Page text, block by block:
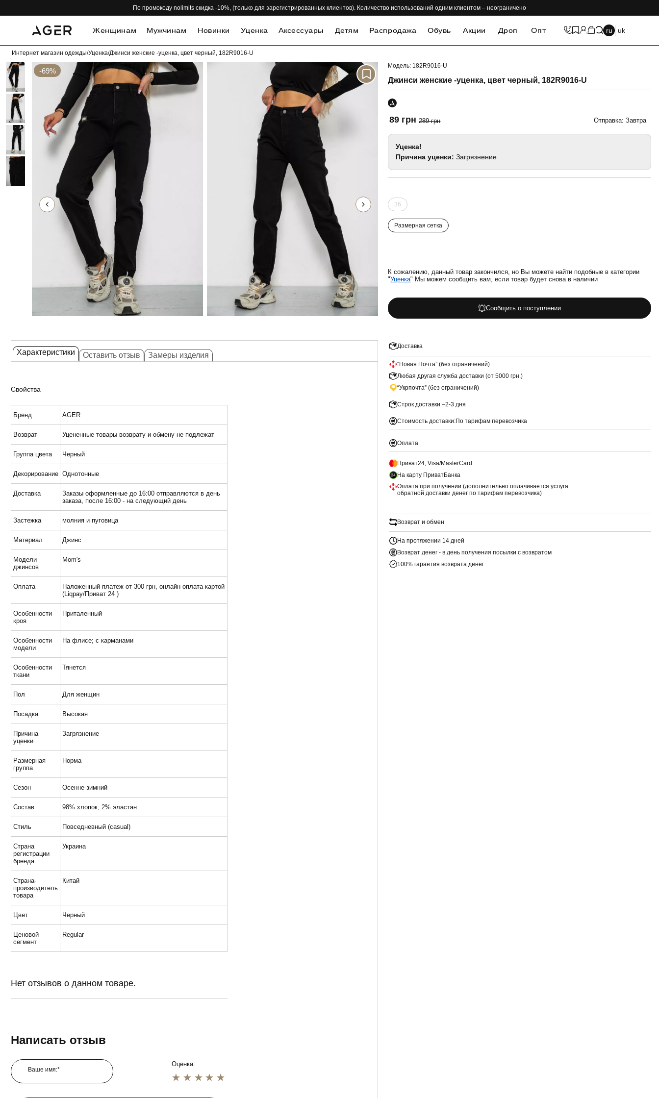
По промокоду nolimits скидка -10%, (только для зарегистрированных клиентов). Количество использований одним клиентом – неограничено
Женщинам Мужчинам Новинки Уценка Аксессуары Детям Распродажа Обувь Акции Дроп Опт ru uk
Интернет магазин одежды/Уценка/Джинси женские -уценка, цвет черный, 182R9016-U
-69% -69%
Характеристики Оставить отзыв Замеры изделия
Свойства
Бренд AGER
Возврат Уцененные товары возврату и обмену не подлежат
Группа цвета Черный
Декорирование Однотонные
Доставка
Заказы оформленные до 16:00 отправляются в день
заказа, после 16:00 - на следующий день
Застежка молния и пуговица
Материал Джинс
Модели
джинсов
Mom's
Оплата
Наложенный платеж от 300 грн, онлайн оплата картой
(Liqpay/Приват 24 )
Особенности
кроя
Приталенный
Особенности
модели
На флисе; с карманами
Особенности
ткани
Тянется
Пол Для женщин
Посадка Высокая
Причина
уценки
Загрязнение
Размерная
группа
Норма
Сезон Осенне-зимний
Состав 98% хлопок, 2% эластан
Стиль Повседневный (casual)
Страна
регистрации
бренда
Украина
Страна-
производитель
товара
Китай
Цвет Черный
Ценовой
сегмент
Regular
Нет отзывов о данном товаре.
Написать отзыв
Ваше имя:*
Оценка:
1 star
2 star
3 star
4 star
5 star
Модель: 182R9016-U
Джинси женские -уценка, цвет черный, 182R9016-U
89 грн 289 грн Отправка: Завтра
Уценка!
Причина уценки: Загрязнение
36
Размерная сетка
К сожалению, данный товар закончился, но Вы можете найти подобные в категории
"Уценка" Мы можем сообщить вам, если товар будет снова в наличии
Сообщить о поступлении
Доставка
“Новая Почта” (без ограничений)
Любая другая служба доставки (от 5000 грн.)
“Укрпочта” (без ограничений)
Строк доставки –2-3 дня
Стоимость доставки:По тарифам перевозчика
Оплата
Приват24, Visa/MasterCard
На карту ПриватБанка
Оплата при получении (дополнительно оплачивается услуга
обратной доставки денег по тарифам перевозчика)
Возврат и обмен
На протяжении 14 дней
Возврат денег - в день получения посылки с возвратом
100% гарантия возврата денег